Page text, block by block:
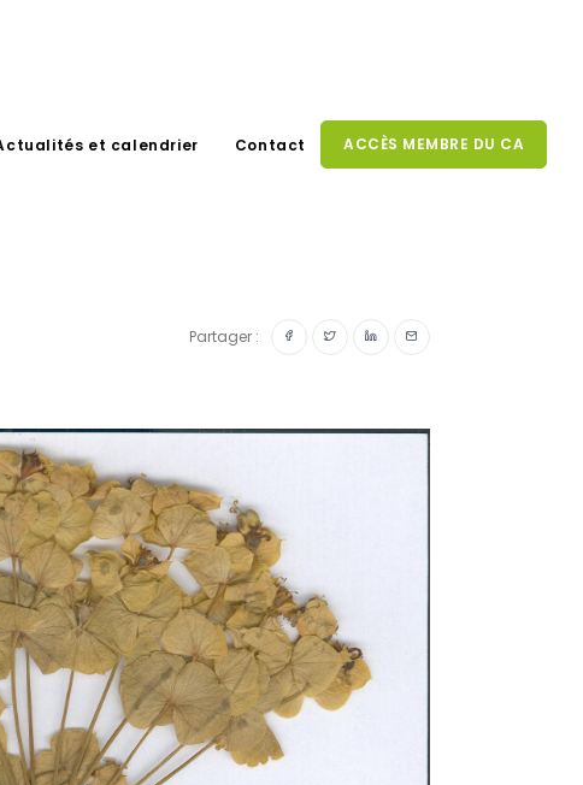
et calendrier Contact ACCÈS MEMBRE DU CA
Partager :